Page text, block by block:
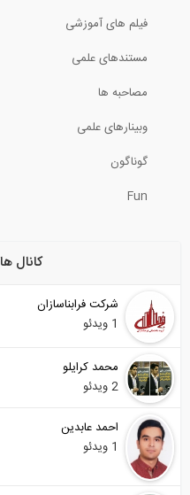
فیلم های آموزشی
مستندهای علمی
مصاحبه ها
وبینارهای علمی
گوناگون
Fun
کانال
شرکت فرابناسازان
1 ویدئو
محمد کرایلو
2 ویدئو
احمد عابدین
1 ویدئو